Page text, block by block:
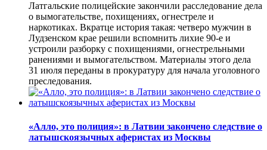
Латгальские полицейские закончили расследование дела
о вымогательстве, похищениях, огнестреле и
наркотиках. Вкратце история такая: четверо мужчин в
Лудзенском крае решили вспомнить лихие 90-е и
устроили разборку с похищениями, огнестрельными
ранениями и вымогательством. Материалы этого дела
31 июля переданы в прокуратуру для начала уголовного
преследования.
«Алло, это полиция»: в Латвии закончено следствие о
латышскоязычных аферистах из Москвы